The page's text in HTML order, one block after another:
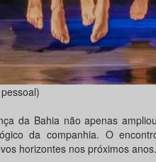
da Bahia não apenas
da companhia. O
horizontes nos próximos anos.